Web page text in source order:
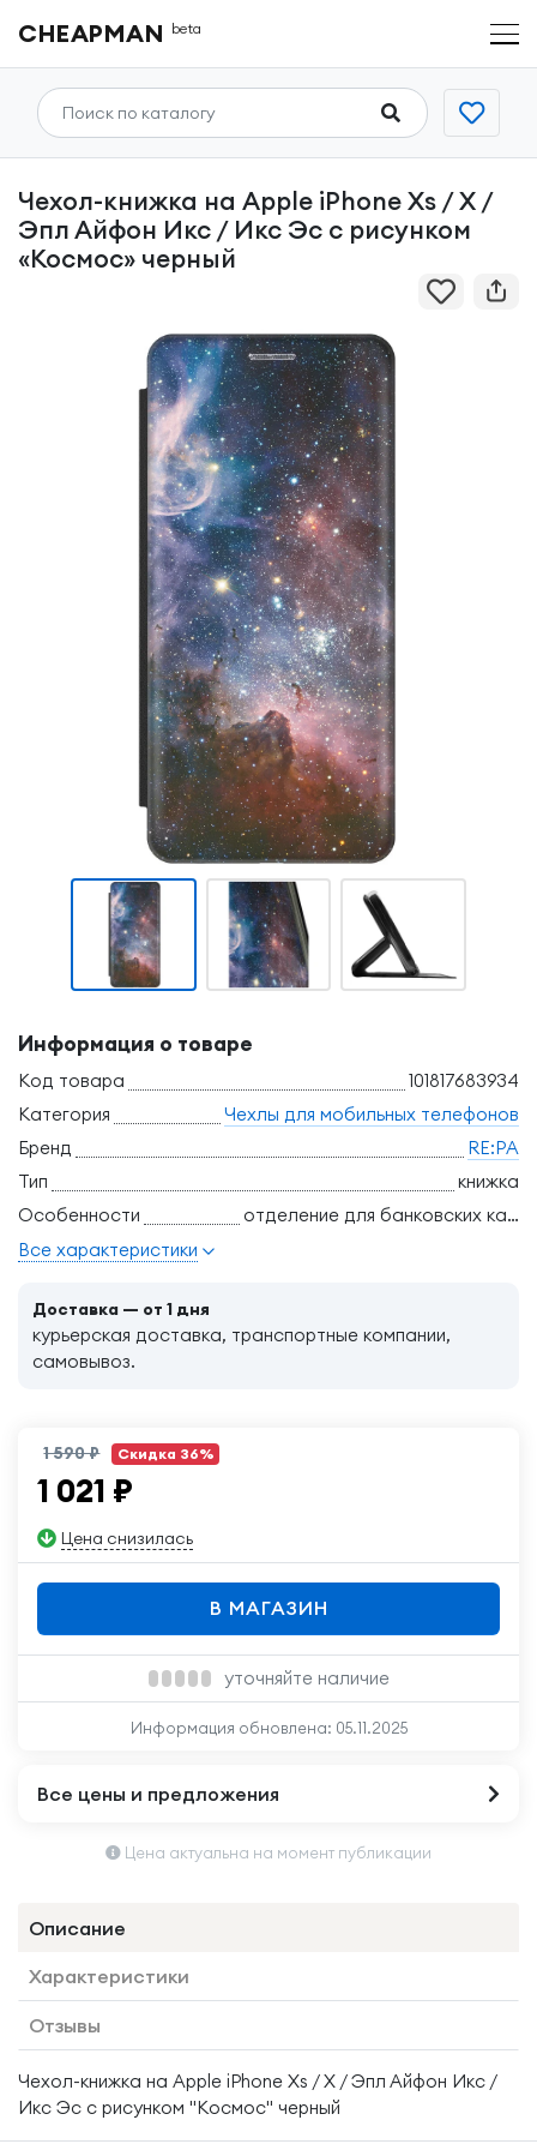
CHEAPMAN beta
Чехол-книжка на Apple iPhone Xs / X /
Эпл Айфон Икс / Икс Эс с рисунком
«Космос» черный
Информация о товаре
Код товара
101817683934
Категория
Чехлы для мобильных телефонов
Бренд
RE:PA
Тип
книжка
Особенности
отделение для банковских карт, трансформация в подставку
Все характеристики
Доставка — от 1 дня
курьерская доставка, транспортные компании,
самовывоз.
1 590 ₽ Скидка 36%
1 021 ₽
Цена снизилась
В МАГАЗИН
уточняйте наличие
Информация обновлена: 05.11.2025
Все цены и предложения
Цена актуальна на момент публикации
Описание
Характеристики
Отзывы
Чехол-книжка на Apple iPhone Xs / X / Эпл Айфон Икс /
Икс Эс с рисунком "Космос" черный